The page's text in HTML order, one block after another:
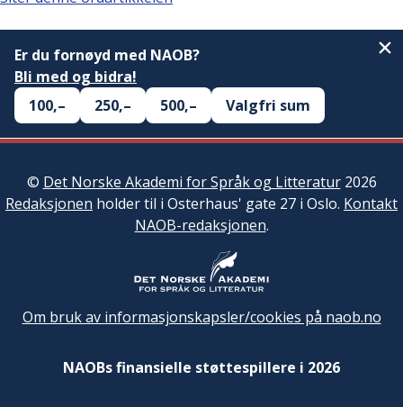
Er du fornøyd med NAOB?
Bli med og bidra!
100,–
250,– 500,– Valgfri sum
© Det Norske Akademi for Språk og Litteratur2026
Redaksjonen holder til i Osterhaus' gate 27 i Oslo. Kontakt
NAOB-redaksjonen.
Om bruk av informasjonskapsler/cookies på naob.no
NAOBs finansielle støttespillere i 2026